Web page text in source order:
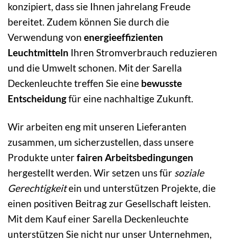
konzipiert, dass sie Ihnen jahrelang Freude
bereitet. Zudem können Sie durch die
Verwendung von energieeffizienten
Leuchtmitteln Ihren Stromverbrauch reduzieren
und die Umwelt schonen. Mit der Sarella
Deckenleuchte treffen Sie eine bewusste
Entscheidungfür eine nachhaltige Zukunft.
Wir arbeiten eng mit unseren Lieferanten
zusammen, um sicherzustellen, dass unsere
Produkte unterfairen Arbeitsbedingungen
hergestellt werden. Wir setzen uns für soziale
Gerechtigkeitein und unterstützen Projekte, die
einen positiven Beitrag zur Gesellschaft leisten.
Mit dem Kauf einer Sarella Deckenleuchte
unterstützen Sie nicht nur unser Unternehmen,